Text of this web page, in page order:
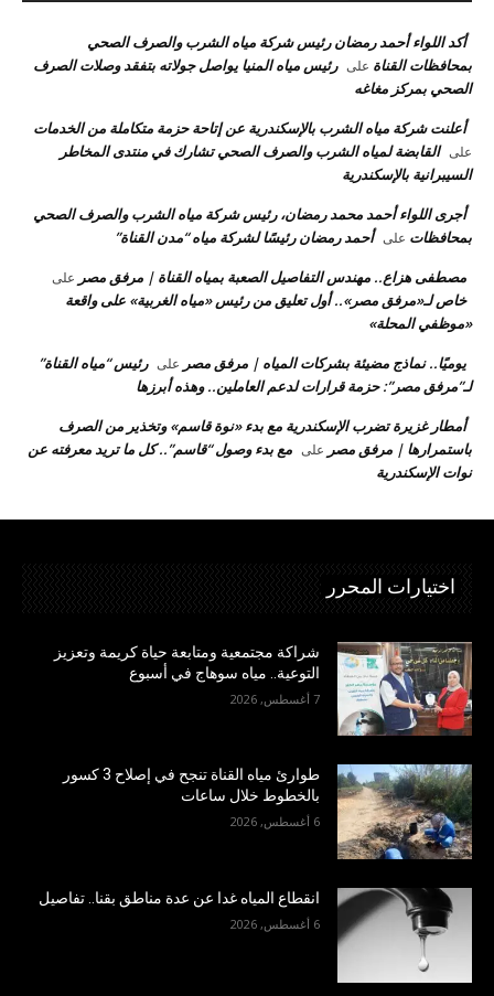
أكد اللواء أحمد رمضان رئيس شركة مياه الشرب والصرف الصحي
بمحافظات القناة على رئيس مياه المنيا يواصل جولاته بتفقد وصلات الصرف
الصحي بمركز مغاغه
أعلنت شركة مياه الشرب بالإسكندرية عن إتاحة حزمة متكاملة من الخدمات
على القابضة لمياه الشرب والصرف الصحي تشارك في منتدى المخاطر
السيبرانية بالإسكندرية
أجرى اللواء أحمد محمد رمضان، رئيس شركة مياه الشرب والصرف الصحي
بمحافظات على أحمد رمضان رئيسًا لشركة مياه “مدن القناة”
مصطفى هزاع.. مهندس التفاصيل الصعبة بمياه القناة | مرفق مصر على
خاص لـ«مرفق مصر».. أول تعليق من رئيس «مياه الغربية» على واقعة
«موظفي المحلة»
يوميًا.. نماذج مضيئة بشركات المياه | مرفق مصر على رئيس “مياه القناة”
لـ”مرفق مصر”: حزمة قرارات لدعم العاملين.. وهذه أبرزها
أمطار غزيرة تضرب الإسكندرية مع بدء «نوة قاسم» وتخذير من الصرف
باستمرارها | مرفق مصر على مع بدء وصول “قاسم”.. كل ما تريد معرفته عن
نوات الإسكندرية
اختيارات المحرر
شراكة مجتمعية ومتابعة حياة كريمة وتعزيز
التوعية.. مياه سوهاج في أسبوع
7 أغسطس, 2026
طوارئ مياه القناة تنجح في إصلاح 3 كسور
بالخطوط خلال ساعات
6 أغسطس, 2026
انقطاع المياه غدا عن عدة مناطق بقنا.. تفاصيل
6 أغسطس, 2026